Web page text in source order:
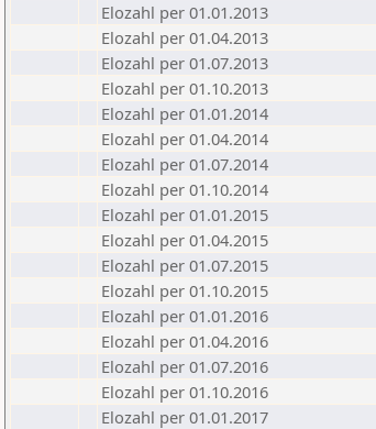
Elozahl per 01.01.2013
Elozahl per 01.04.2013
Elozahl per 01.07.2013
Elozahl per 01.10.2013
Elozahl per 01.01.2014
Elozahl per 01.04.2014
Elozahl per 01.07.2014
Elozahl per 01.10.2014
Elozahl per 01.01.2015
Elozahl per 01.04.2015
Elozahl per 01.07.2015
Elozahl per 01.10.2015
Elozahl per 01.01.2016
Elozahl per 01.04.2016
Elozahl per 01.07.2016
Elozahl per 01.10.2016
Elozahl per 01.01.2017